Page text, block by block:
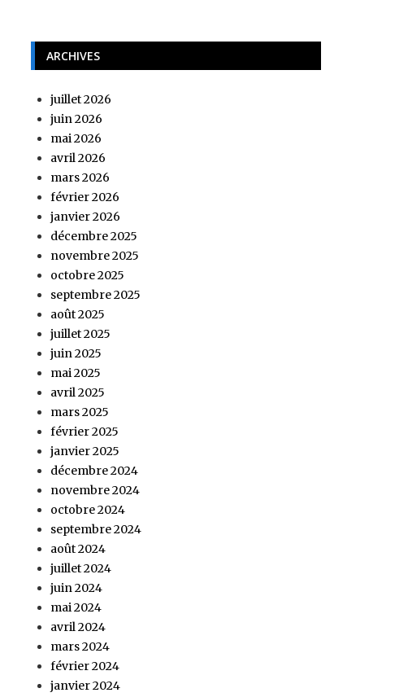
ARCHIVES
juillet 2026
juin 2026
mai 2026
avril 2026
mars 2026
février 2026
janvier 2026
décembre 2025
novembre 2025
octobre 2025
septembre 2025
août 2025
juillet 2025
juin 2025
mai 2025
avril 2025
mars 2025
février 2025
janvier 2025
décembre 2024
novembre 2024
octobre 2024
septembre 2024
août 2024
juillet 2024
juin 2024
mai 2024
avril 2024
mars 2024
février 2024
janvier 2024